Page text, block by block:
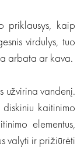
priklausys, kaip
virdulys, tuo
arbata ar kava.
užvirina vandenį.
kaitinimo
elementus,
valyti ir prižiūrėti